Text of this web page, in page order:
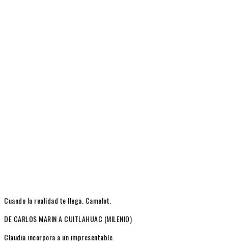
Cuando la realidad te llega. Camelot.
DE CARLOS MARIN A CUITLAHUAC (MILENIO)
Claudia incorpora a un impresentable.